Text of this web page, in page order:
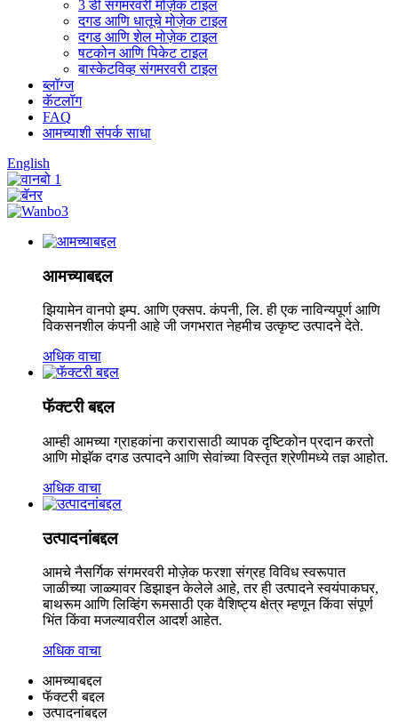
3 डी संगमरवरी मोज़ेक टाइल
दगड आणि धातूचे मोज़ेक टाइल
दगड आणि शेल मोज़ेक टाइल
षटकोन आणि पिकेट टाइल
बास्केटविव्ह संगमरवरी टाइल
ब्लॉग्ज
कॅटलॉग
FAQ
आमच्याशी संपर्क साधा
English
आमच्याबद्दल
झियामेन वानपो इम्प. आणि एक्सप. कंपनी, लि. ही एक नाविन्यपूर्ण आणि
विकसनशील कंपनी आहे जी जगभरात नेहमीच उत्कृष्ट उत्पादने देते.
अधिक वाचा
फॅक्टरी बद्दल
आम्ही आमच्या ग्राहकांना करारासाठी व्यापक दृष्टिकोन प्रदान करतो
आणि मोझॅक दगड उत्पादने आणि सेवांच्या विस्तृत श्रेणीमध्ये तज्ञ आहोत.
अधिक वाचा
उत्पादनांबद्दल
आमचे नैसर्गिक संगमरवरी मोज़ेक फरशा संग्रह विविध स्वरूपात
जाळीच्या जाळ्यावर डिझाइन केलेले आहे, तर ही उत्पादने स्वयंपाकघर,
बाथरूम आणि लिव्हिंग रूमसाठी एक वैशिष्ट्य क्षेत्र म्हणून किंवा संपूर्ण
भिंत किंवा मजल्यावरील आदर्श आहेत.
अधिक वाचा
आमच्याबद्दल
फॅक्टरी बद्दल
उत्पादनांबद्दल